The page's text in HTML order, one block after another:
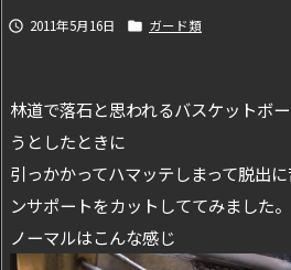
 2011年5月16日  ガード類
林道で落石と思われるバスケットボ
うとしたときに
引っかかってハマッテしまって脱出
ンサポートをカットしててみました。
ノーマルはこんな感じ